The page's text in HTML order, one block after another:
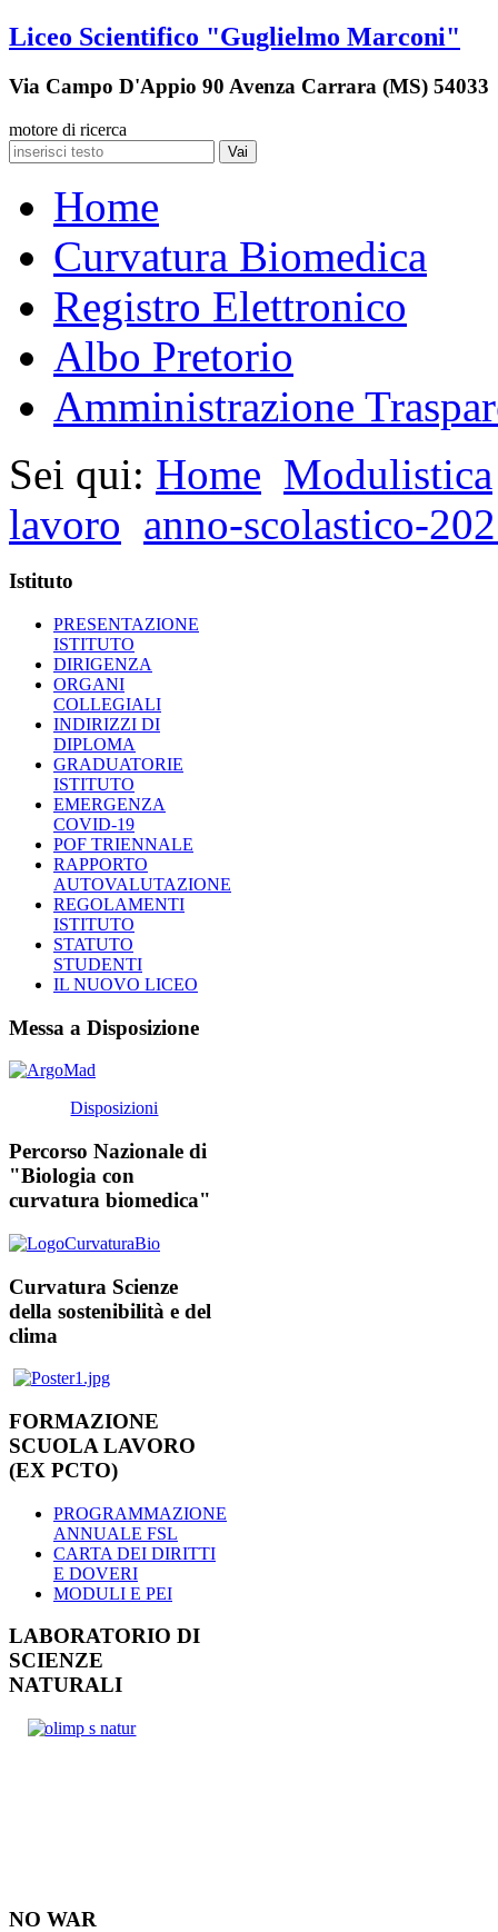
Liceo Scientifico "Guglielmo Marconi"
Via Campo D'Appio 90 Avenza Carrara (MS) 54033
motore di ricerca
Vai
Home
Curvatura Biomedica
Registro Elettronico
Albo Pretorio
Amministrazione
Sei qui: Home Modulistica
lavoro anno-scolastico-
Istituto
PRESENTAZIONE
ISTITUTO
DIRIGENZA
ORGANI
COLLEGIALI
INDIRIZZI DI
DIPLOMA
GRADUATORIE
ISTITUTO
EMERGENZA
COVID-19
POF TRIENNALE
RAPPORTO
AUTOVALUTAZIONE
REGOLAMENTI
ISTITUTO
STATUTO
STUDENTI
IL NUOVO LICEO
Messa a Disposizione
Disposizioni
Percorso Nazionale di
"Biologia con
curvatura biomedica"
Curvatura Scienze
della sostenibilità e del
clima
FORMAZIONE
SCUOLA LAVORO
(EX PCTO)
PROGRAMMAZIONE
ANNUALE FSL
CARTA DEI DIRITTI
E DOVERI
MODULI E PEI
LABORATORIO DI
SCIENZE
NATURALI
NO WAR